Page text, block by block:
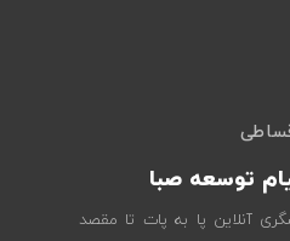
توسعه صبا
آنلاین پا به پات تا مقصد